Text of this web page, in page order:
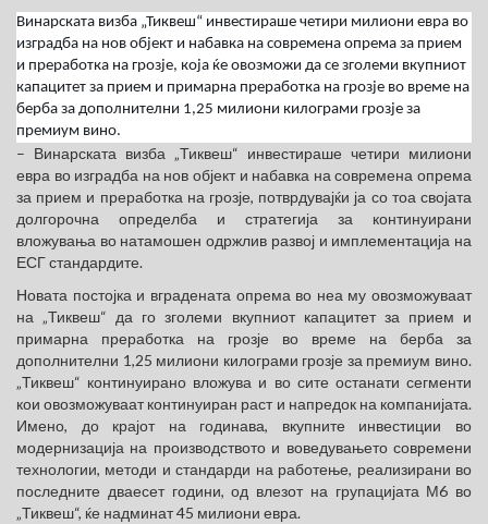
Винарската визба „Тиквеш“ инвестираше четири милиони евра во
изградба на нов објект и набавка на современа опрема за прием
и преработка на грозје, која ќе овозможи да се зголеми вкупниот
капацитет за прием и примарна преработка на грозје во време на
берба за дополнителни 1,25 милиони килограми грозје за
премиум вино.
– Винарската визба „Тиквеш“ инвестираше четири милиони
евра во изградба на нов објект и набавка на современа опрема
за прием и преработка на грозје, потврдувајќи ја со тоа својата
долгорочна определба и стратегија за континуирани
вложувања во натамошен одржлив развој и имплементација на
ЕСГ стандардите.
Новата постојка и вградената опрема во неа му овозможуваат
на „Тиквеш“ да го зголеми вкупниот капацитет за прием и
примарна преработка на грозје во време на берба за
дополнителни 1,25 милиони килограми грозје за премиум вино.
„Тиквеш“ континуирано вложува и во сите останати сегменти
кои овозможуваат континуиран раст и напредок на компанијата.
Имено, до крајот на годинава, вкупните инвестиции во
модернизација на производството и воведувањето современи
технологии, методи и стандарди на работење, реализирани во
последните дваесет години, од влезот на групацијата М6 во
„Тиквеш“, ќе надминат 45 милиони евра.